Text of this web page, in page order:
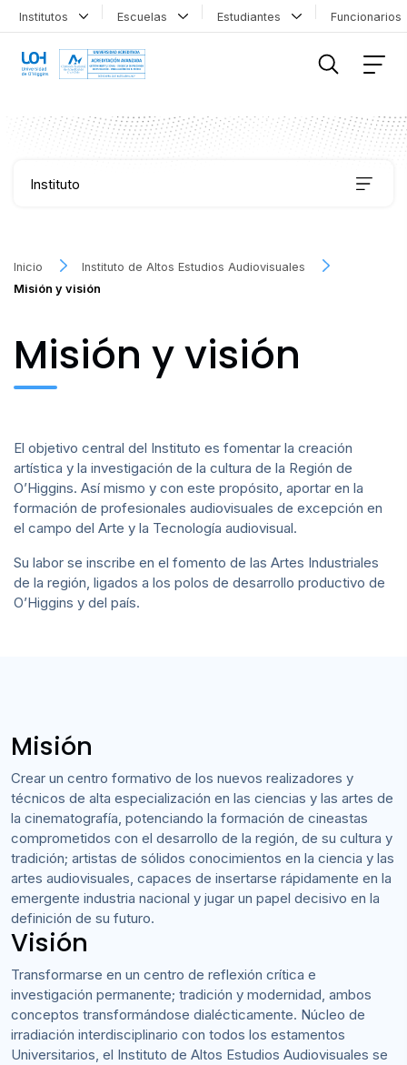
Institutos Escuelas Estudiantes
Instituto
Historia
Audiovisiona IEA
Agenda
Misión y visión
Contacto
Inicio
Instituto de Altos Estudios Audiovisuales
Misión y visión
Misión y visión
El objetivo central del Instituto es fomentar la creación
artística y la investigación de la cultura de la Región de
O’Higgins. Así mismo y con este propósito, aportar en la
formación de profesionales audiovisuales de excepción en
el campo del Arte y la Tecnología audiovisual.
Su labor se inscribe en el fomento de las Artes Industriales
de la región, ligados a los polos de desarrollo productivo de
O’Higgins y del país.
Misión
Crear un centro formativo de los nuevos realizadores y
técnicos de alta especialización en las ciencias y las artes de
la cinematografía, potenciando la formación de cineastas
comprometidos con el desarrollo de la región, de su cultura y
tradición; artistas de sólidos conocimientos en la ciencia y las
artes audiovisuales, capaces de insertarse rápidamente en la
emergente industria nacional y jugar un papel decisivo en la
definición de su futuro.
Visión
Transformarse en un centro de reflexión crítica e
investigación permanente; tradición y modernidad, ambos
conceptos transformándose dialécticamente. Núcleo de
irradiación interdisciplinario con todos los estamentos
Universitarios, el Instituto de Altos Estudios Audiovisuales se